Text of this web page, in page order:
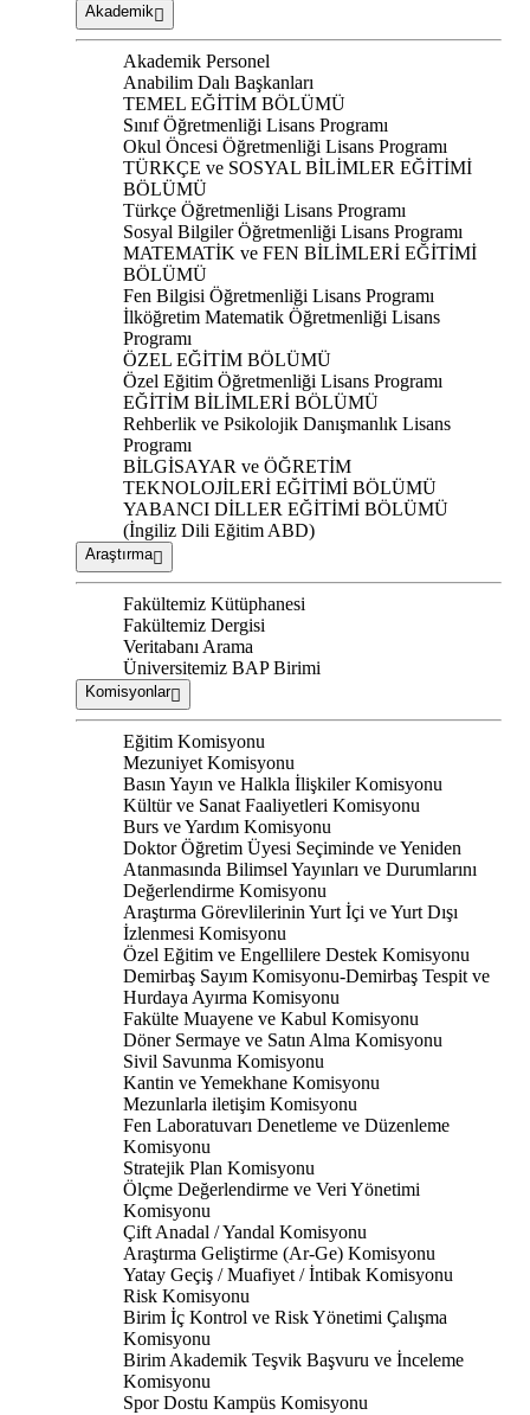
Akademik
Akademik Personel
Anabilim Dalı Başkanları
TEMEL EĞİTİM BÖLÜMÜ
Sınıf Öğretmenliği Lisans Programı
Okul Öncesi Öğretmenliği Lisans Programı
TÜRKÇE ve SOSYAL BİLİMLER EĞİTİMİ
BÖLÜMÜ
Türkçe Öğretmenliği Lisans Programı
Sosyal Bilgiler Öğretmenliği Lisans Programı
MATEMATİK ve FEN BİLİMLERİ EĞİTİMİ
BÖLÜMÜ
Fen Bilgisi Öğretmenliği Lisans Programı
İlköğretim Matematik Öğretmenliği Lisans
Programı
ÖZEL EĞİTİM BÖLÜMÜ
Özel Eğitim Öğretmenliği Lisans Programı
EĞİTİM BİLİMLERİ BÖLÜMÜ
Rehberlik ve Psikolojik Danışmanlık Lisans
Programı
BİLGİSAYAR ve ÖĞRETİM
TEKNOLOJİLERİ EĞİTİMİ BÖLÜMÜ
YABANCI DİLLER EĞİTİMİ BÖLÜMÜ
(İngiliz Dili Eğitim ABD)
Araştırma
Fakültemiz Kütüphanesi
Fakültemiz Dergisi
Veritabanı Arama
Üniversitemiz BAP Birimi
Komisyonlar
Eğitim Komisyonu
Mezuniyet Komisyonu
Basın Yayın ve Halkla İlişkiler Komisyonu
Kültür ve Sanat Faaliyetleri Komisyonu
Burs ve Yardım Komisyonu
Doktor Öğretim Üyesi Seçiminde ve Yeniden
Atanmasında Bilimsel Yayınları ve Durumlarını
Değerlendirme Komisyonu
Araştırma Görevlilerinin Yurt İçi ve Yurt Dışı
İzlenmesi Komisyonu
Özel Eğitim ve Engellilere Destek Komisyonu
Demirbaş Sayım Komisyonu-Demirbaş Tespit ve
Hurdaya Ayırma Komisyonu
Fakülte Muayene ve Kabul Komisyonu
Döner Sermaye ve Satın Alma Komisyonu
Sivil Savunma Komisyonu
Kantin ve Yemekhane Komisyonu
Mezunlarla iletişim Komisyonu
Fen Laboratuvarı Denetleme ve Düzenleme
Komisyonu
Stratejik Plan Komisyonu
Ölçme Değerlendirme ve Veri Yönetimi
Komisyonu
Çift Anadal / Yandal Komisyonu
Araştırma Geliştirme (Ar-Ge) Komisyonu
Yatay Geçiş / Muafiyet / İntibak Komisyonu
Risk Komisyonu
Birim İç Kontrol ve Risk Yönetimi Çalışma
Komisyonu
Birim Akademik Teşvik Başvuru ve İnceleme
Komisyonu
Spor Dostu Kampüs Komisyonu